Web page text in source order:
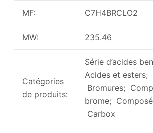
MF: C7H4BRCLO2
MW: 235.46
Catégories
de produits:
Série d’acides
Acides et esters;
Bromures;
brome;
Carbox